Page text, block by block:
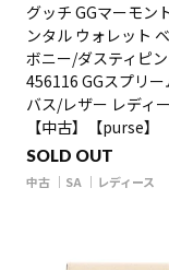
グッチ GGマーモン
ンタル ウォレット
ボニー/ダスティピ
456116 GGスプリ
バス/レザー レディ
【中古】【purse】
SOLD OUT
中古 SA レディース